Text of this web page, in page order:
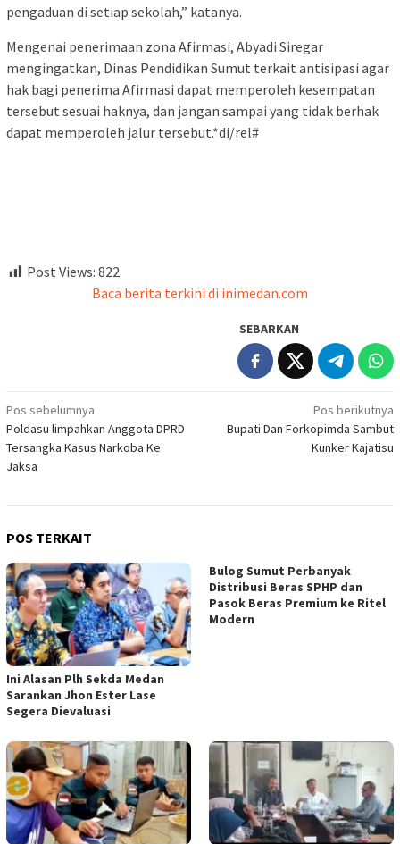
pengaduan di setiap sekolah,” katanya.
Mengenai penerimaan zona Afirmasi, Abyadi Siregar
mengingatkan, Dinas Pendidikan Sumut terkait antisipasi agar
hak bagi penerima Afirmasi dapat memperoleh kesempatan
tersebut sesuai haknya, dan jangan sampai yang tidak berhak
dapat memperoleh jalur tersebut.*di/rel#
Post Views: 822
Baca berita terkini di inimedan.com
SEBARKAN
Navigasi
pos
Pos sebelumnya
Poldasu limpahkan Anggota DPRD
Tersangka Kasus Narkoba Ke
Jaksa
Pos berikutnya
Bupati Dan Forkopimda Sambut
Kunker Kajatisu
POS TERKAIT
Ini Alasan Plh Sekda Medan
Sarankan Jhon Ester Lase
Segera Dievaluasi
Bulog Sumut Perbanyak
Distribusi Beras SPHP dan
Pasok Beras Premium ke Ritel
Modern